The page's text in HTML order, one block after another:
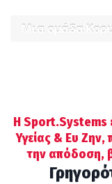
Μια ομάδα
Η Sport.Systems
Υγείας & Ευ Ζην,
την απόδοση,